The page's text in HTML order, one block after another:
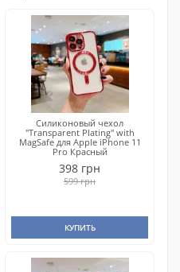
Силиконовый чехол
"Transparent Plating" with
MagSafe для Apple iPhone 11
Pro Красный
398 грн
599 грн
КУПИТЬ